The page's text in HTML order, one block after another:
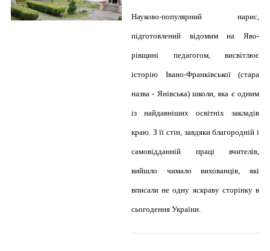
Науково-популярний нарис,
підготовлений відомим на Яво-
рівщині педагогом, висвітлює
історію Івано-Франківської (стара
назва - Янівська) школи, яка є одним
із найдавніших освітніх закладів
краю. З її стін, завдяки благородній і
самовідданній праці вчителів,
вийшло чимало вихованців, які
вписали не одну яскраву сторінку в
сьогодення України.